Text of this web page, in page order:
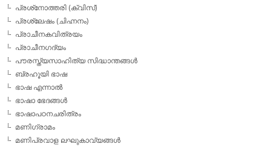
പ്രശ്‌നോത്തരി (ക്വിസ്)
പ്രശ്ലേഷം (ചിഹ്നനം)
പ്രാചീനകവിത്രയം
പ്രാചീനഗദ്യം
പൗരസ്ത്യസാഹിത്യ സിദ്ധാന്തങ്ങള്‍
ബ്രഹൂയി ഭാഷ
ഭാഷ എന്നാല്‍
ഭാഷാ ഭേദങ്ങള്‍
ഭാഷാപഠനചരിത്രം
മണിഗ്രാമം
മണിപ്രവാള ലഘുകാവ്യങ്ങള്‍